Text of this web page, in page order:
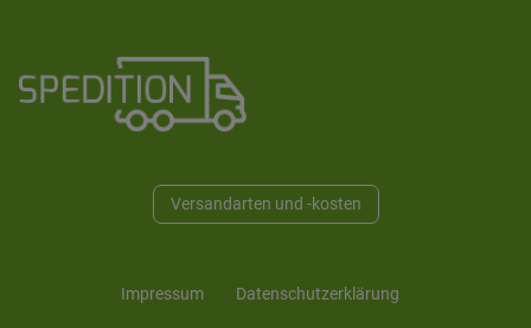
Versandarten und -kosten
Impressum Daten­schutz­erklärung